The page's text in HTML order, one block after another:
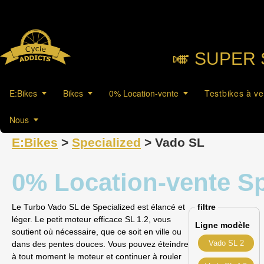
🎺︎ SUPER
E:Bikes Bikes 0% Location-vente Testbikes à
Nous
E:Bikes > Specialized > Vado SL
0% Location-vente
Le Turbo Vado SL de Specialized est élancé et
léger. Le petit moteur efficace SL 1.2, vous
soutient où nécessaire, que ce soit en ville ou
dans des pentes douces. Vous pouvez éteindre
à tout moment le moteur et continuer à rouler
filtre
Ligne modèle
Vado SL 2